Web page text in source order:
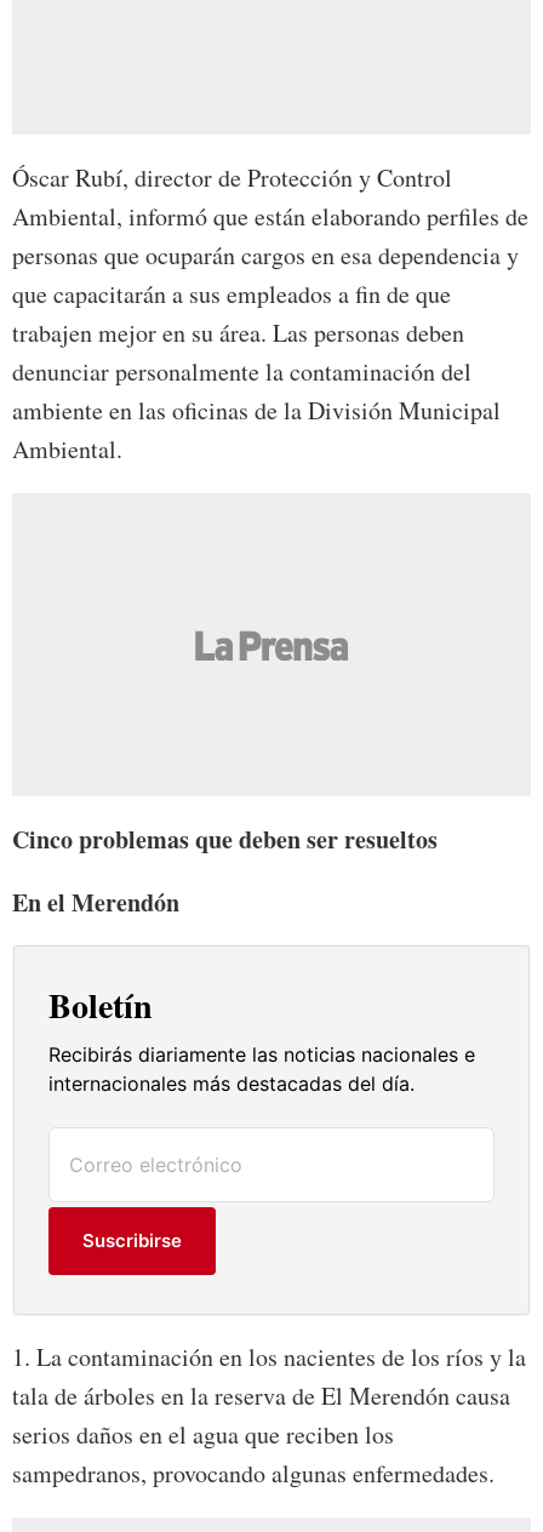
Óscar Rubí, director de Protección y Control
Ambiental, informó que están elaborando perfiles de
personas que ocuparán cargos en esa dependencia y
que capacitarán a sus empleados a fin de que
trabajen mejor en su área. Las personas deben
denunciar personalmente la contaminación del
ambiente en las oficinas de la División Municipal
Ambiental.
Cinco problemas que deben ser resueltos
En el Merendón
Boletín
Recibirás diariamente las noticias nacionales e
internacionales más destacadas del día.
Suscribirse
1. La contaminación en los nacientes de los ríos y la
tala de árboles en la reserva de El Merendón causa
serios daños en el agua que reciben los
sampedranos, provocando algunas enfermedades.